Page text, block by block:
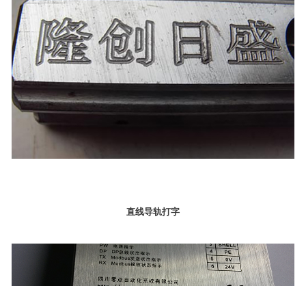
直线导轨打字